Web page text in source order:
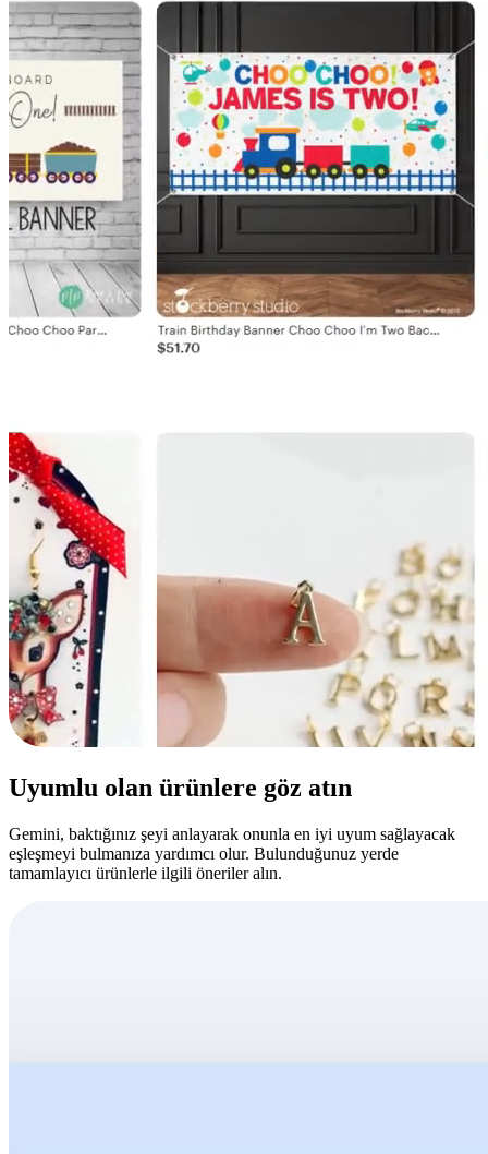
Uyumlu olan ürünlere göz atın
Gemini, baktığınız şeyi anlayarak onunla en iyi uyum sağlayacak
eşleşmeyi bulmanıza yardımcı olur. Bulunduğunuz yerde
tamamlayıcı ürünlerle ilgili öneriler alın.